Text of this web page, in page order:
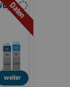
Daten
weiter